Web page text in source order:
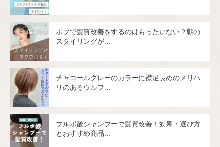
ボブで髪質改善をするのはもったいない？朝の
スタイリングが...
チャコールグレーのカラーに襟足長めのメリハ
リのあるウルフ...
フルボ酸シャンプーで髪質改善！効果・選び方
とおすすめ商品...